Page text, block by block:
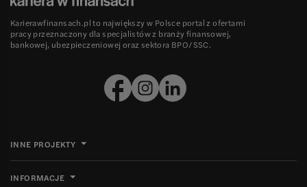
Karierawfinansach.pl to największy w Polsce portal z ofertami
pracy przeznaczony dla specjalistów z branży finansowej,
bankowej, ubezpieczeniowej oraz sektora BPO/SSC.
INNE PROJEKTY
INFORMACJE